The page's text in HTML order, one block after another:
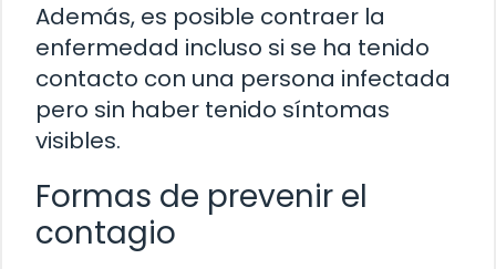
Además, es posible contraer la
enfermedad incluso si se ha tenido
contacto con una persona infectada
pero sin haber tenido síntomas
visibles.
Formas de prevenir el
contagio